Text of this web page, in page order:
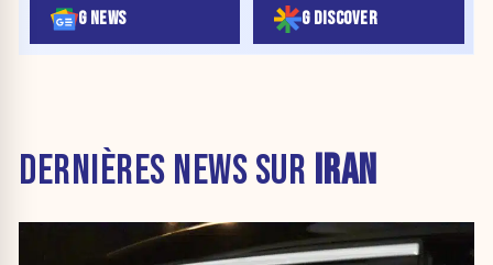
G NEWS G DISCOVER
DERNIÈRES NEWS SUR IRAN